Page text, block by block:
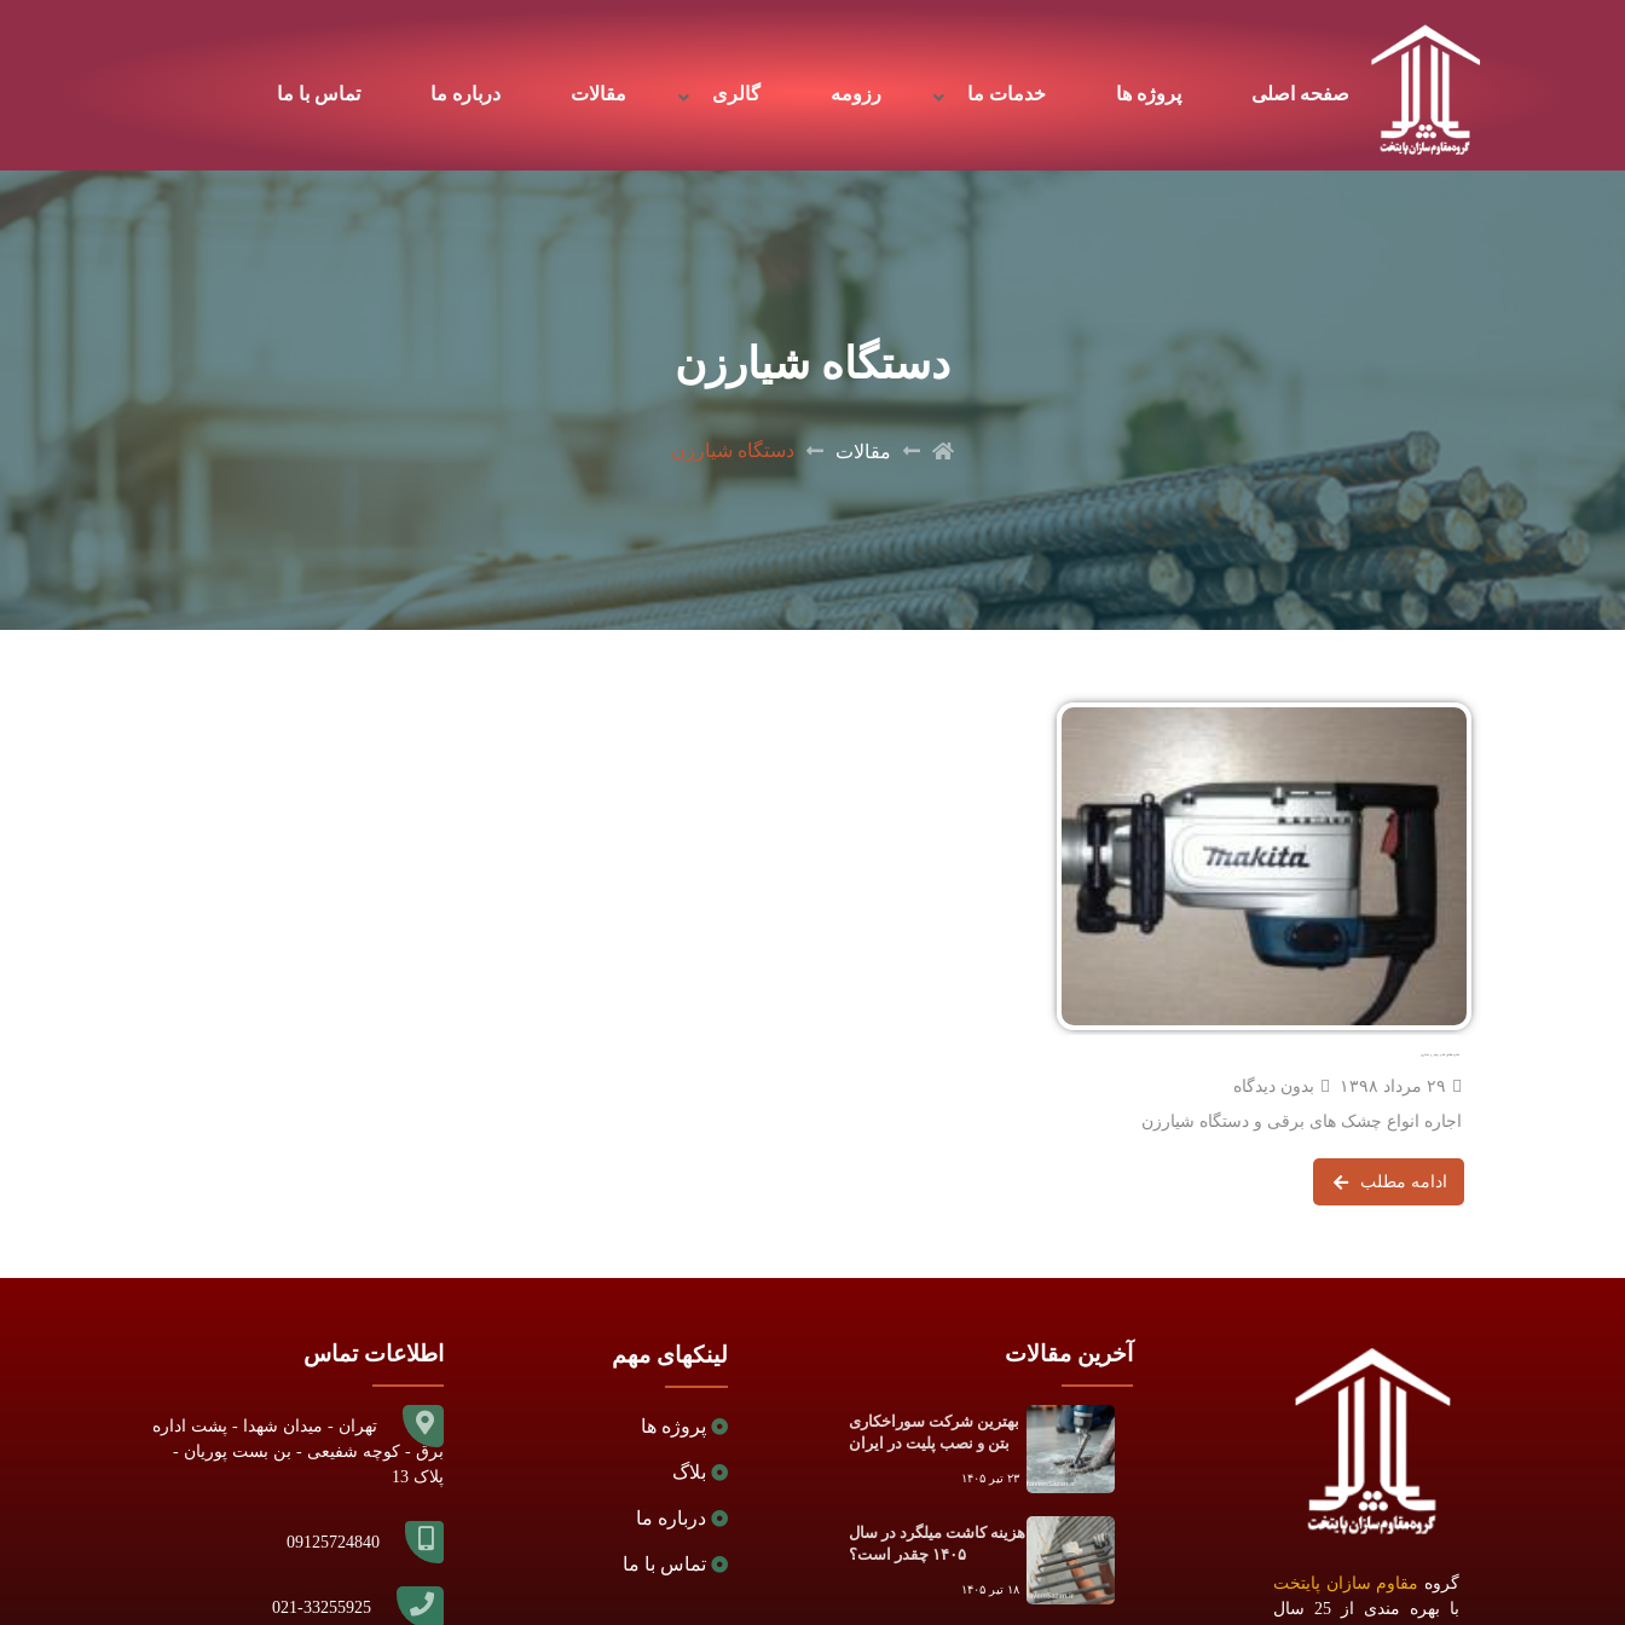
صفحه اصلی پروژه ها خدمات ما رزومه گالری مقالات درباره ما تماس با ما
دستگاه شیارزن
مقالات دستگاه شیارزن
۲۹ مرداد ۱۳۹۸
بدون دیدگاه
اجاره انواع چشک های برقی و دستگاه شیارزن
ادامه مطلب
گروه مقاوم سازان پایتخت
با بهره مندی از 25 سال
آخرین مقالات
بهترین شرکت سوراخکاری
بتن و نصب پلیت در ایران
۲۳ تیر ۱۴۰۵
هزینه کاشت میلگرد در سال
۱۴۰۵ چقدر است؟
۱۸ تیر ۱۴۰۵
لینکهای مهم
پروژه ها
بلاگ
درباره ما
تماس با ما
اطلاعات تماس
تهران - میدان شهدا - پشت اداره
برق - کوچه شفیعی - بن بست پوریان -
پلاک 13
09125724840
021-33255925